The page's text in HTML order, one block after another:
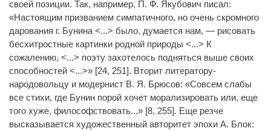
своей позиции. Так, например, П. Ф. Якубович писал:
«Настоящим призванием симпатичного, но очень скромного
дарования г. Бунина <...> было, думается нам, — рисовать
бесхитростные картинки родной природы <...> К
сожалению, <...> поэту захотелось подняться выше своих
способностей <...>» [24, 251]. Вторит литератору-
народовольцу и модернист В. Я. Брюсов: «Совсем слабы
все стихи, где Бунин порой хочет морализировать или, еще
того хуже, философствовать...» [8, 255]. Еще резче
высказывается художественный авторитет эпохи А. Блок: